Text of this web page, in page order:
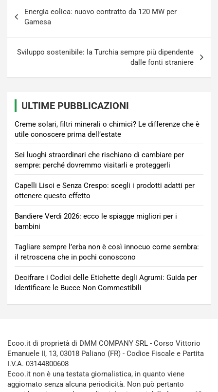
articoli
Energia eolica: nuovo contratto da 120 MW per
Gamesa
Sviluppo sostenibile: la Turchia sempre più dipendente
dalle fonti straniere
ULTIME PUBBLICAZIONI
Creme solari, filtri minerali o chimici? Le differenze che è
utile conoscere prima dell’estate
Sei luoghi straordinari che rischiano di cambiare per
sempre: perché dovremmo visitarli e proteggerli
Capelli Lisci e Senza Crespo: scegli i prodotti adatti per
ottenere questo effetto
Bandiere Verdi 2026: ecco le spiagge migliori per i
bambini
Tagliare sempre l’erba non è così innocuo come sembra:
il retroscena che in pochi conoscono
Decifrare i Codici delle Etichette degli Agrumi: Guida per
Identificare le Bucce Non Commestibili
Ecoo.it di proprietà di DMM COMPANY SRL - Corso Vittorio
Emanuele II, 13, 03018 Paliano (FR) - Codice Fiscale e Partita
I.V.A. 03144800608
Ecoo.it non è una testata giornalistica, in quanto viene
aggiornato senza alcuna periodicità. Non può pertanto